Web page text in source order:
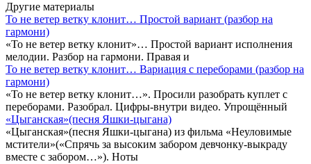
Другие материалы
То не ветер ветку клонит… Простой вариант (разбор на
гармони)
«То не ветер ветку клонит»… Простой вариант исполнения
мелодии. Разбор на гармони. Правая и
То не ветер ветку клонит… Вариация с переборами (разбор на
гармони)
«То не ветер ветку клонит…». Просили разобрать куплет с
переборами. Разобрал. Цифры-внутри видео. Упрощённый
«Цыганская»(песня Яшки-цыгана)
«Цыганская»(песня Яшки-цыгана) из фильма «Неуловимые
мстители»(«Спрячь за высоким забором девчонку-выкраду
вместе с забором…»). Ноты